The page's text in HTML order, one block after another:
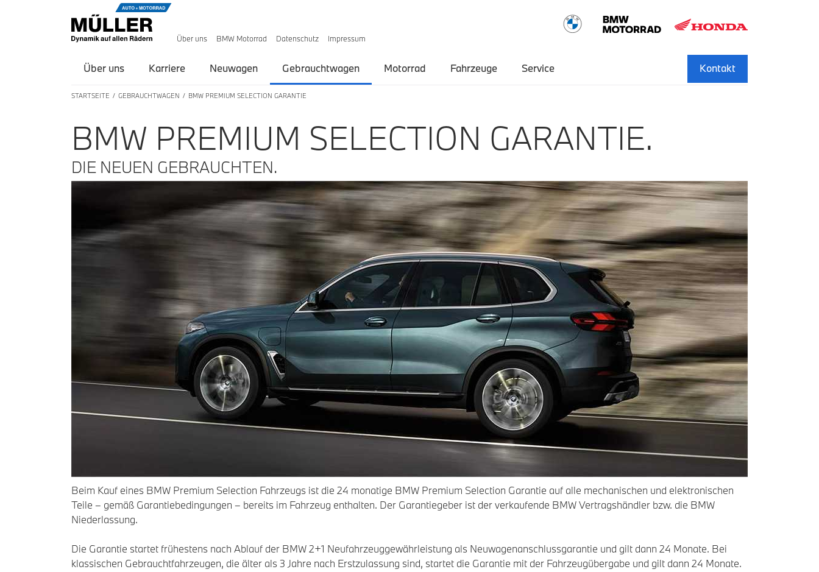
Über uns BMW Motorrad Datenschutz Impressum
Über uns Karriere Neuwagen Gebrauchtwagen Motorrad Fahrzeuge Service Kontakt
STARTSEITE GEBRAUCHTWAGEN BMW PREMIUM SELECTION GARANTIE
BMW PREMIUM SELECTION GARANTIE.
DIE NEUEN GEBRAUCHTEN.
Beim Kauf eines BMW Premium Selection Fahrzeugs ist die 24 monatige BMW Premium Selection Garantie auf alle mechanischen und elektronischen
Teile – gemäß Garantiebedingungen – bereits im Fahrzeug enthalten. Der Garantiegeber ist der verkaufende BMW Vertragshändler bzw. die BMW
Niederlassung.
Die Garantie startet frühestens nach Ablauf der BMW 2+1 Neufahrzeuggewährleistung als Neuwagenanschlussgarantie und gilt dann 24 Monate. Bei
klassischen Gebrauchtfahrzeugen, die älter als 3 Jahre nach Erstzulassung sind, startet die Garantie mit der Fahrzeugübergabe und gilt dann 24 Monate.